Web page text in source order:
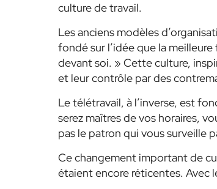
culture de travail.
Les anciens modèles
fondé sur l’idée que la
devant soi. » Cette culture,
et leur contrôle par des
Le télétravail, à l’inverse, est
serez maîtres de vos horaires,
pas le patron qui vous surveille
Ce changement important de
étaient encore réticentes. Avec